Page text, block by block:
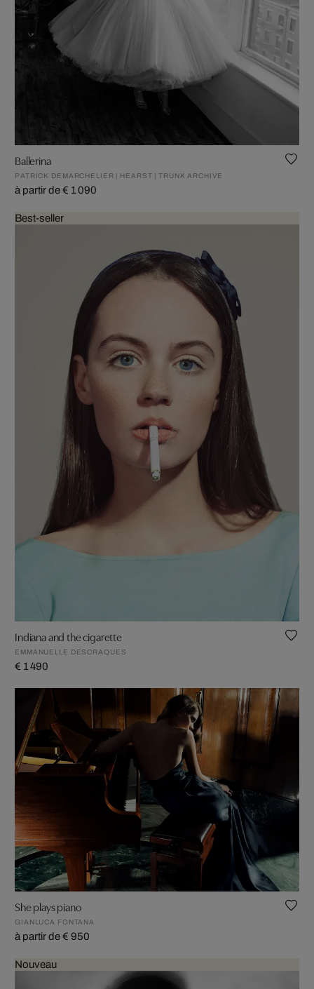
Ballerina
PATRICK DEMARCHELIER | HEARST | TRUNK ARCHIVE
à partir de € 1 090
Best-seller
Indiana and the cigarette
EMMANUELLE DESCRAQUES
€ 1 490
She plays piano
GIANLUCA FONTANA
à partir de € 950
Nouveau